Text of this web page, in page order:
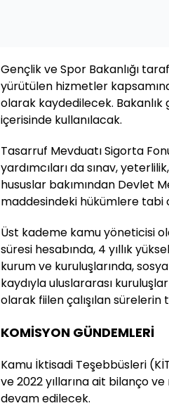
Gençlik ve Spor Bakanlığı
yürütülen hizmetler
olarak kaydedilecek. Bakanlık
içerisinde kullanılacak.
Tasarruf Mevduatı Sigorta
yardımcıları da sınav,
hususlar bakımından Devlet
maddesindeki hükümlere tabi
Üst kademe kamu yöneticisi
süresi hesabında, 4 yıllık
kurum ve kuruluşlarında,
kaydıyla uluslararası
olarak fiilen çalışılan sürelerin
KOMİSYON GÜNDEMLERİ
Kamu İktisadi Teşebbüsleri
ve 2022 yıllarına ait bilanço
devam edilecek.